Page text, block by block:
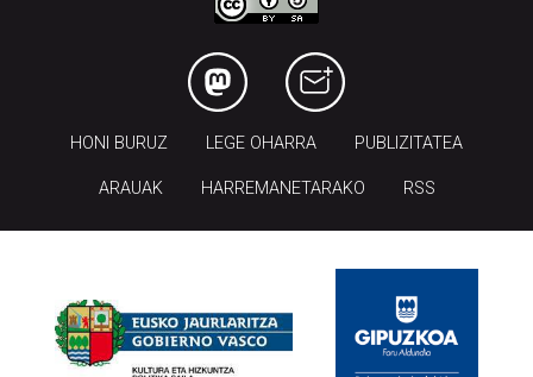
HONI BURUZ LEGE OHARRA PUBLIZITATEA
ARAUAK HARREMANETARAKO RSS